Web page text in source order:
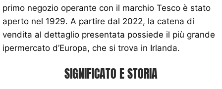
primo negozio operante con il marchio Tesco è stato
aperto nel 1929. A partire dal 2022, la catena di
vendita al dettaglio presentata possiede il più grande
ipermercato d’Europa, che si trova in Irlanda.
SIGNIFICATO E STORIA